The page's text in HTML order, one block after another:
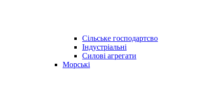
Сільське господартсво
Індустріальні
Силові агрегати
Морські